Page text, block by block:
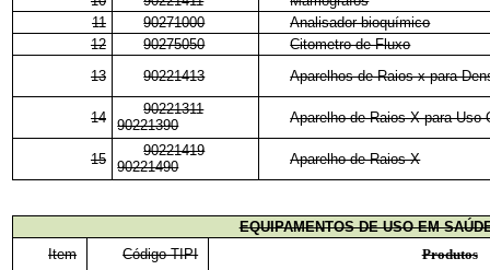
11
90271000
Analisador bioquímico
12
90275050
Citometro de Fluxo
13
90221413 Aparelhos de Raios x para
14
90221311
90221390
Aparelho de Raios-X para Uso
15
90221419
90221490
Aparelho de Raios-X
EQUIPAMENTOS DE USO EM
Item
Código TIPI
Produtos